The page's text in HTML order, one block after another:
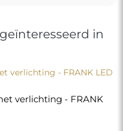
in
verlichting - FRANK